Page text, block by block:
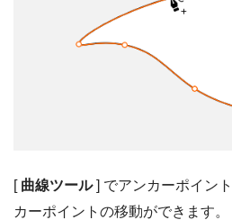
[ 曲線ツール] でアンカーポイン
カーポイントの移動ができます。